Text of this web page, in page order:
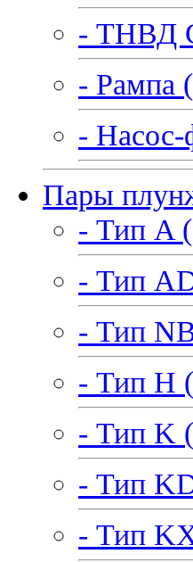
- ТНВД
- Рампа
- Насос-
Пары
- Тип A
- Тип
- Тип
- Тип H
- Тип K
- Тип
- Тип